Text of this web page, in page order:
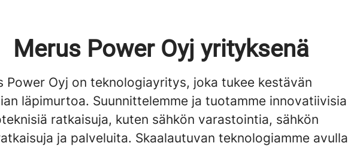
Merus Power Oyj yrityksenä
Power Oyj on teknologiayritys, joka tukee kestävän
läpimurtoa. Suunnittelemme ja tuotamme innovatiivisia
ratkaisuja, kuten sähkön varastointia, sähkön
ja palveluita. Skaalautuvan teknologiamme avulla